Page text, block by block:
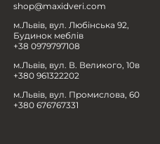
shop@maxidveri.com
м.Львів, вул. Любінська 92,
Будинок меблів
+38 0979797108
м.Львів, вул. В. Великого, 10в
+380 961322202
м.Львів, вул. Промислова, 60
+380 676767331